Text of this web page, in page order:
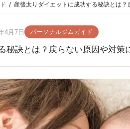
産後太りダイエットに成功する秘訣とは？
4月7日 パーソナルジムガイド
秘訣とは？戻らない原因や対策